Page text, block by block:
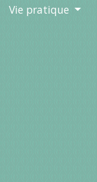
Vie pratique